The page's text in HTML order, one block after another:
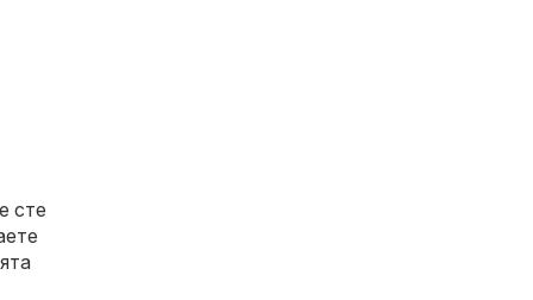
сте